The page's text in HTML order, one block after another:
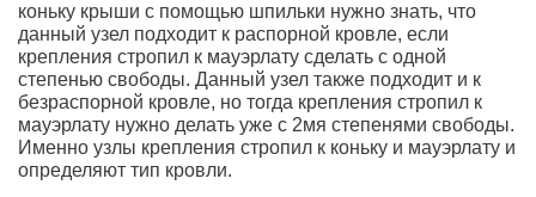
коньку крыши с помощью шпильки нужно знать, что
данный узел подходит к распорной кровле, если
крепления стропил к мауэрлату сделать с одной
степенью свободы. Данный узел также подходит и к
безраспорной кровле, но тогда крепления стропил к
мауэрлату нужно делать уже с 2мя степенями свободы.
Именно узлы крепления стропил к коньку и мауэрлату и
определяют тип кровли.